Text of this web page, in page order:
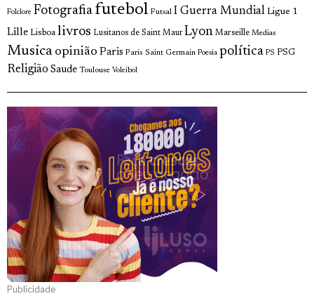
Folclore Fotografia futebol Futsal I Guerra Mundial Ligue 1
Lille Lisboa livros Lusitanos de Saint Maur Lyon Marseille Medias
Musica opinião Paris Paris Saint Germain Poesia política PS PSG
Religião Saude Toulouse Voleibol
Publicidade